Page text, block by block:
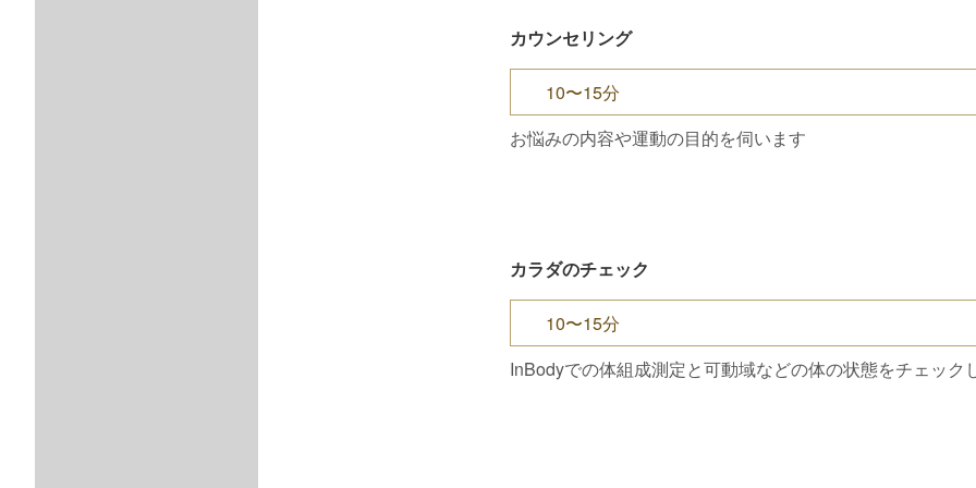
カウンセリング
10〜15分
お悩みの内容や運動の目的を伺います
カラダのチェック
10〜15分
InBodyでの体組成測定と可動域などの体の状態をチェック